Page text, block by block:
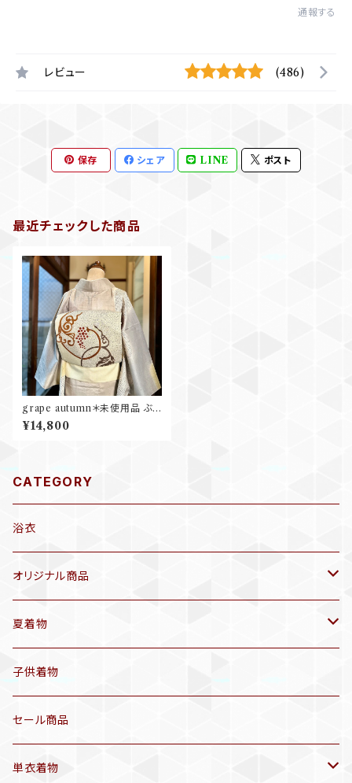
通報する
レビュー (486)
保存 シェア LINE ポスト
最近チェックした商品
grape autumn＊未使用品 ぶど
う 葡萄 染め帯 生成 エルクベー
ジュ ブラウン グレー 名古屋帯
¥14,800
CATEGORY
浴衣
オリジナル商品
袷着物(10〜5月頃)
セオα 着物(5〜9月頃)
三分紐
帯揚げ
夏着物
アンティーク着物
リサイクル着物
子供着物
セール商品
単衣着物